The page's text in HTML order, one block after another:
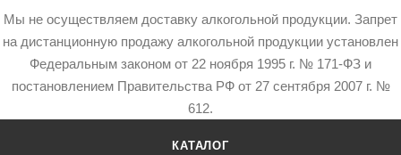
Мы не осуществляем доставку алкогольной продукции. Запрет
на дистанционную продажу алкогольной продукции установлен
Федеральным законом от 22 ноября 1995 г. № 171-ФЗ и
постановлением Правительства РФ от 27 сентября 2007 г. №
612.
КАТАЛОГ